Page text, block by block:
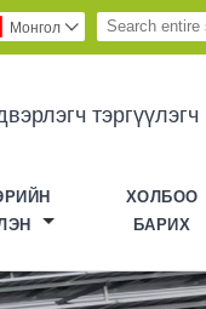
Монгол 
тэргүүлэгч
ХОЛБОО
БАРИХ